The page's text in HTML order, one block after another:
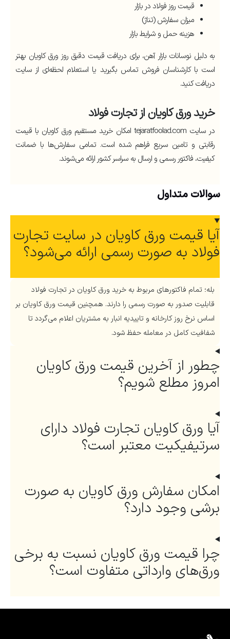
قیمت روز فولاد در بازار
میزان سفارش (تناژ)
هزینه حمل و شرایط بازار
به دلیل نوسانات بازار آهن، برای دریافت قیمت دقیق روز ورق کاویان بهتر
است با کارشناسان فروش تماس بگیرید یا استعلام لحظه‌ای از سایت
دریافت کنید.
خرید ورق کاویان از تجارت فولاد
در سایت tejaratfoolad.com امکان خرید مستقیم ورق کاویان با قیمت
رقابتی و تامین سریع فراهم شده است. تمامی سفارش‌ها با ضمانت
کیفیت، فاکتور رسمی و ارسال به سراسر کشور ارائه می‌شوند.
سوالات متداول
آیا قیمت ورق کاویان در سایت تجارت
فولاد به صورت رسمی ارائه می‌شود؟
بله؛ تمام فاکتورهای مربوط به خرید ورق کاویان در تجارت فولاد
قابلیت صدور به صورت رسمی را دارند. همچنین قیمت ورق کاویان بر
اساس نرخ روز کارخانه و تاییدیه انبار به مشتریان اعلام می‌گردد تا
شفافیت کامل در معامله حفظ شود.
چطور از آخرین قیمت ورق کاویان
امروز مطلع شویم؟
آیا ورق کاویان تجارت فولاد دارای
سرتیفیکیت معتبر است؟
امکان سفارش ورق کاویان به صورت
برشی وجود دارد؟
چرا قیمت ورق کاویان نسبت به برخی
ورق‌های وارداتی متفاوت است؟